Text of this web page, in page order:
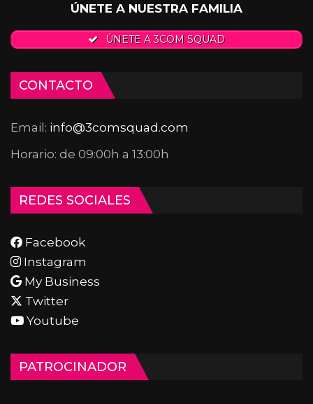
ÚNETE A NUESTRA FAMILIA
ÚNETE A 3COM SQUAD
CONTACTO
Email: info@3comsquad.com
Horario: de 09:00h a 13:00h
REDES SOCIALES
Facebook
Instagram
My Business
Twitter
Youtube
PATROCINADOR